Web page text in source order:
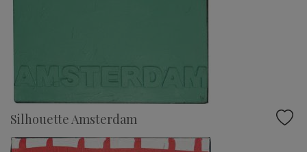
Silhouette Amsterdam